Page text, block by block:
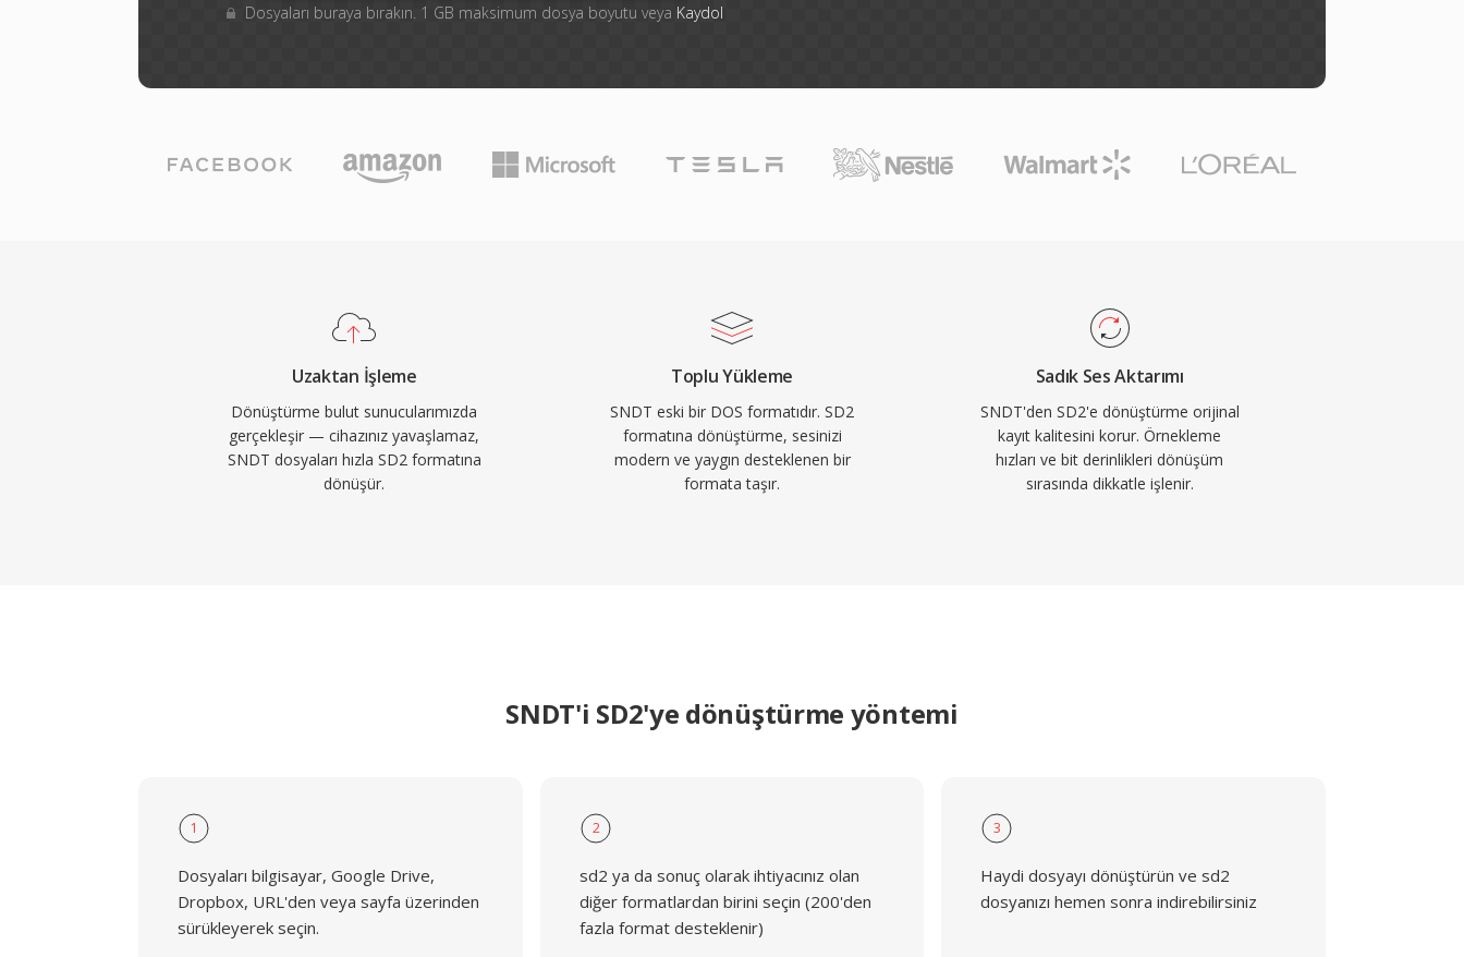
Dosyaları buraya bırakın. 1 GB maksimum dosya boyutu veya Kaydol
Uzaktan İşleme
Dönüştürme bulut sunucularımızda
gerçekleşir — cihazınız yavaşlamaz,
SNDT dosyaları hızla SD2 formatına
dönüşür.
Toplu Yükleme
SNDT eski bir DOS formatıdır. SD2
formatına dönüştürme, sesinizi
modern ve yaygın desteklenen bir
formata taşır.
Sadık Ses Aktarımı
SNDT'den SD2'e dönüştürme orijinal
kayıt kalitesini korur. Örnekleme
hızları ve bit derinlikleri dönüşüm
sırasında dikkatle işlenir.
SNDT'i SD2'ye dönüştürme yöntemi
1
Dosyaları bilgisayar, Google Drive,
Dropbox, URL'den veya sayfa üzerinden
sürükleyerek seçin.
2
sd2 ya da sonuç olarak ihtiyacınız olan
diğer formatlardan birini seçin (200'den
fazla format desteklenir)
3
Haydi dosyayı dönüştürün ve sd2
dosyanızı hemen sonra indirebilirsiniz